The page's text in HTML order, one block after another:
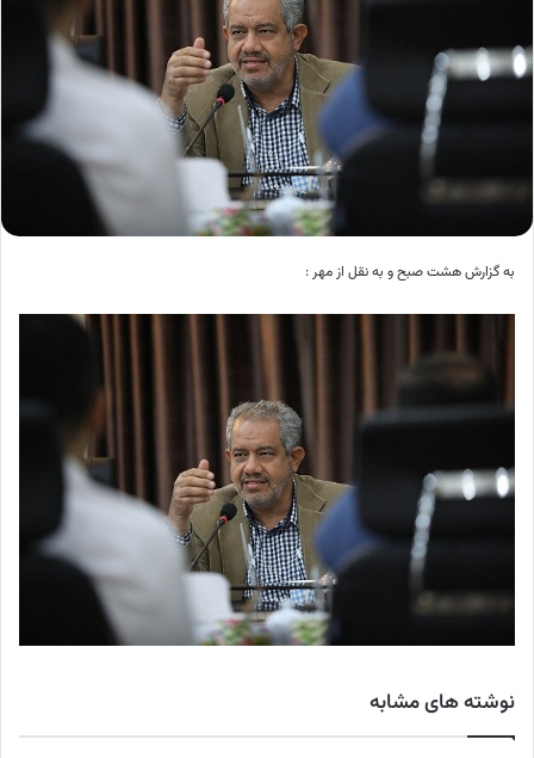
به گزارش هشت صبح و به نقل از مهر :
نوشته های مشابه